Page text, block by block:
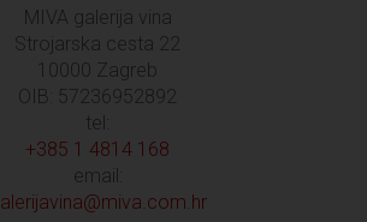
MIVA galerija vina
Strojarska cesta 22
10000 Zagreb
OIB: 57236952892
tel:
+385 1 4814 168
email: